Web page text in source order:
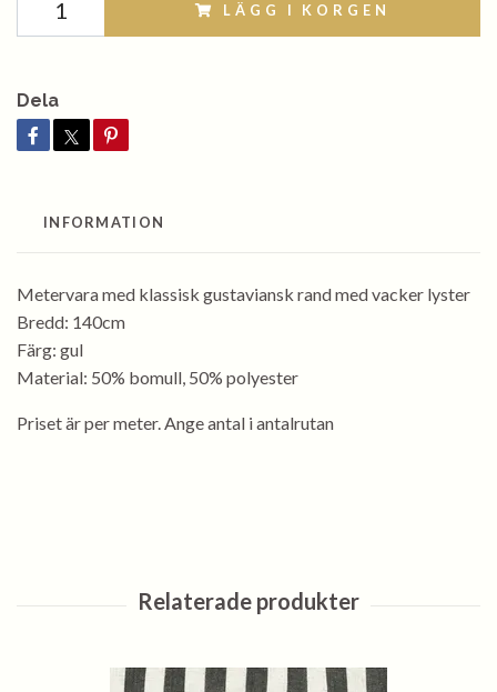
LÄGG I KORGEN
Dela
INFORMATION
Metervara med klassisk gustaviansk rand med vacker lyster
Bredd: 140cm
Färg: gul
Material: 50% bomull, 50% polyester
Priset är per meter. Ange antal i antalrutan